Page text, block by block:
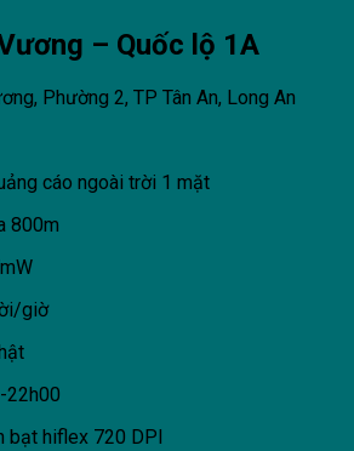
– Quốc lộ 1A
Phường 2, TP Tân An, Long An
cáo ngoài trời 1 mặt
800m
giờ
22h00
bạt hiflex 720 DPI